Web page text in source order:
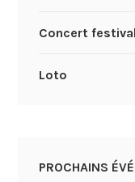
Concert
Loto
PROCHAINS